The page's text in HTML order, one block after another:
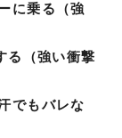
に乗る（強
る（強い衝撃
でもバレな